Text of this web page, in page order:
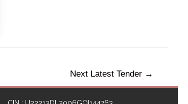
Next Latest Tender →